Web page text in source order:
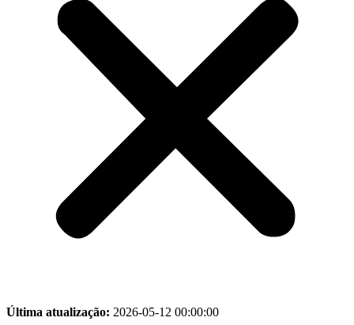
Última atualização: 2026-05-12 00:00:00